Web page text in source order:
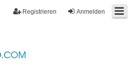
Anmelden
Registrieren